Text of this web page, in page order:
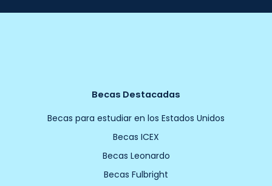
Becas Destacadas
Becas para estudiar en los Estados Unidos
Becas ICEX
Becas Leonardo
Becas Fulbright